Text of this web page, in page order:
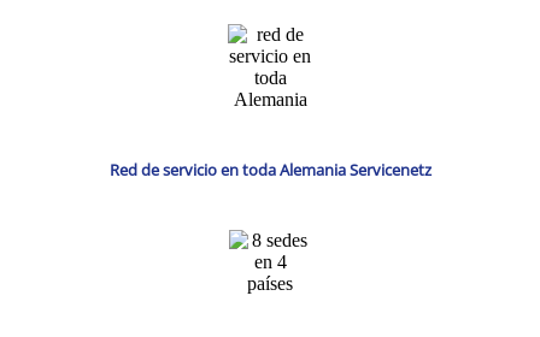
Red de servicio en toda Alemania Servicenetz